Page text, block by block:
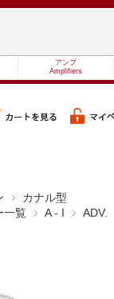
アンプ
Amplifiers
カナル型
一覧 A - I ADV.